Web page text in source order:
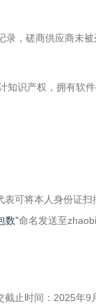
，磋商供应商未
识产权，拥有软件
可将本人身份证
数”命名发送至
止时间：2025年